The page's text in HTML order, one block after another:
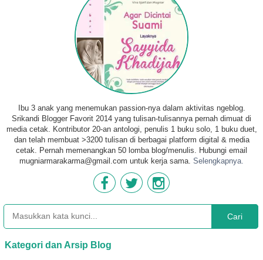
Ibu 3 anak yang menemukan passion-nya dalam aktivitas ngeblog.
Srikandi Blogger Favorit 2014 yang tulisan-tulisannya pernah dimuat di
media cetak. Kontributor 20-an antologi, penulis 1 buku solo, 1 buku duet,
dan telah membuat >3200 tulisan di berbagai platform digital & media
cetak. Pernah memenangkan 50 lomba blog/menulis. Hubungi email
mugniarmarakarma@gmail.com untuk kerja sama. Selengkapnya.
Cari
Kategori dan Arsip Blog